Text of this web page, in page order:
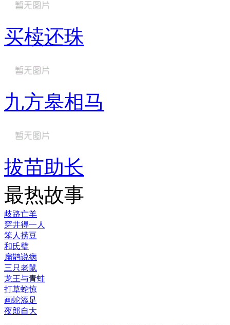
买椟还珠
九方皋相马
拔苗助长
最热故事
歧路亡羊
穿井得一人
笨人捞豆
和氏璧
扁鹊说病
三只老鼠
龙王与青蛙
打草蛇惊
画蛇添足
夜郎自大